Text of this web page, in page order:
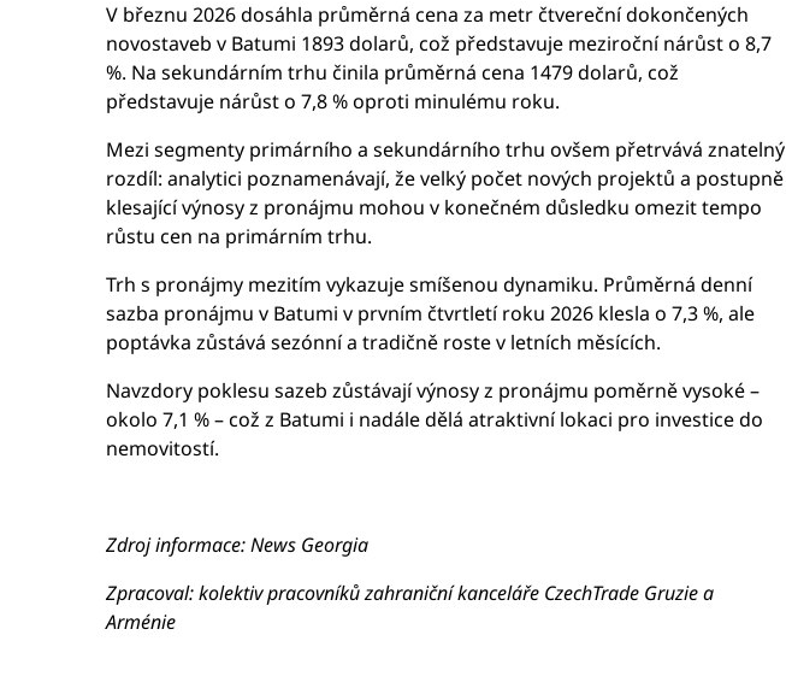
V březnu 2026 dosáhla průměrná cena za metr čtvereční dokončených
novostaveb v Batumi 1893 dolarů, což představuje meziroční nárůst o 8,7
%. Na sekundárním trhu činila průměrná cena 1479 dolarů, což
představuje nárůst o 7,8 % oproti minulému roku.
Mezi segmenty primárního a sekundárního trhu ovšem přetrvává znatelný
rozdíl: analytici poznamenávají, že velký počet nových projektů a postupně
klesající výnosy z pronájmu mohou v konečném důsledku omezit tempo
růstu cen na primárním trhu.
Trh s pronájmy mezitím vykazuje smíšenou dynamiku. Průměrná denní
sazba pronájmu v Batumi v prvním čtvrtletí roku 2026 klesla o 7,3 %, ale
poptávka zůstává sezónní a tradičně roste v letních měsících.
Navzdory poklesu sazeb zůstávají výnosy z pronájmu poměrně vysoké –
okolo 7,1 % – což z Batumi i nadále dělá atraktivní lokaci pro investice do
nemovitostí.
Zdroj informace: News Georgia
Zpracoval: kolektiv pracovníků zahraniční kanceláře CzechTrade Gruzie a
Arménie